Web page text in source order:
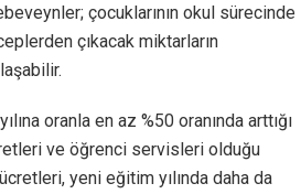
çocuklarının okul sürecinde
çıkacak miktarların
oranla en az %50 oranında arttığı
ve öğrenci servisleri olduğu
yeni eğitim yılında daha da